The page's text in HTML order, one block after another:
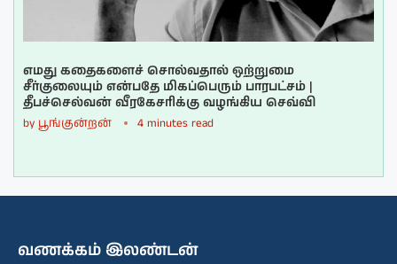
எமது கதைகளைச் சொல்வதால் ஒற்றுமை
சீர்குலையும் என்பதே மிகப்பெரும் பாரபட்சம் |
தீபச்செல்வன் வீரகேசரிக்கு வழங்கிய செவ்வி
by பூங்குன்றன் 4 minutes read
வணக்கம் இலண்டன்